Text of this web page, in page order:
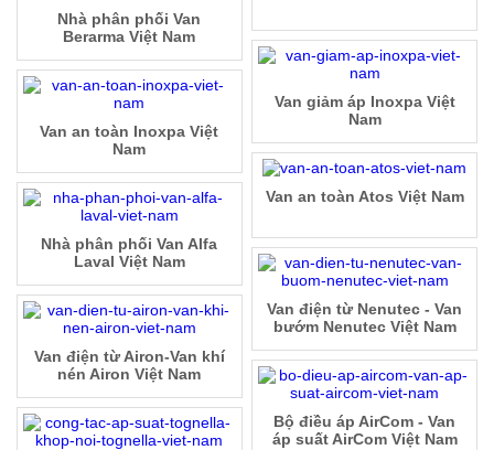
Nhà phân phối Van
Berarma Việt Nam
Van giảm áp Inoxpa Việt
Nam
Van an toàn Inoxpa Việt
Nam
Van an toàn Atos Việt Nam
Nhà phân phối Van Alfa
Laval Việt Nam
Van điện từ Nenutec - Van
bướm Nenutec Việt Nam
Van điện từ Airon-Van khí
nén Airon Việt Nam
Bộ điều áp AirCom - Van
áp suất AirCom Việt Nam